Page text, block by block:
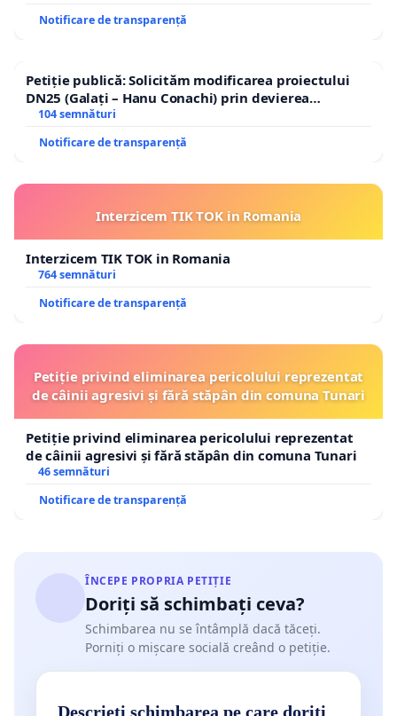
Notificare de transparență
Petiție publică: Solicităm modificarea proiectului
DN25 (Galați – Hanu Conachi) prin devierea
traseului în afara localităților!
104 semnături
Notificare de transparență
Interzicem TIK TOK in Romania
Interzicem TIK TOK in Romania
764 semnături
Notificare de transparență
Petiție privind eliminarea pericolului reprezentat
de câinii agresivi și fără stăpân din comuna Tunari
Petiție privind eliminarea pericolului reprezentat
de câinii agresivi și fără stăpân din comuna Tunari
46 semnături
Notificare de transparență
ÎNCEPE PROPRIA PETIȚIE
Doriți să schimbați ceva?
Schimbarea nu se întâmplă dacă tăceți.
Porniți o mișcare socială creând o petiție.
Descrieți schimbarea pe care doriți